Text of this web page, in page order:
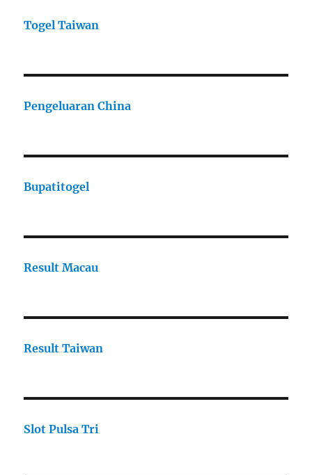
Togel Taiwan
Pengeluaran China
Bupatitogel
Result Macau
Result Taiwan
Slot Pulsa Tri